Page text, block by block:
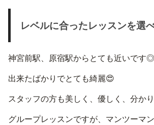
レベルに合ったレッスンを選
神宮前駅、原宿駅からとても近いです◎
出来たばかりでとても綺麗😍
スタッフの方も美しく、優しく、分かり
グループレッスンですが、マンツーマ